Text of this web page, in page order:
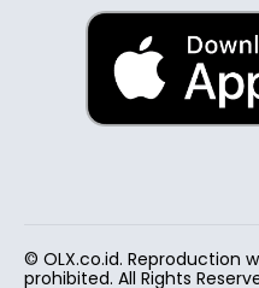
© OLX.co.id. Reproduction
prohibited. All Rights